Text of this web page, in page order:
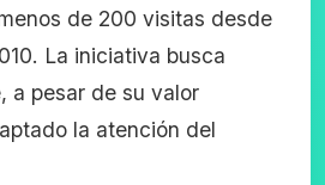
de 200 visitas desde
La iniciativa busca
a pesar de su valor
la atención del